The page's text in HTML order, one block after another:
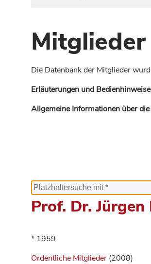
Mitglieder
Die Datenbank der Mitglieder
Erläuterungen und
Allgemeine Informationen über
Prof. Dr.
* 1959
Ordentliche Mitglieder (2008)